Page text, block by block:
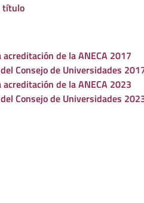
título
de la ANECA 2017
Consejo de Universidades
de la ANECA 2023
Consejo de Universidades